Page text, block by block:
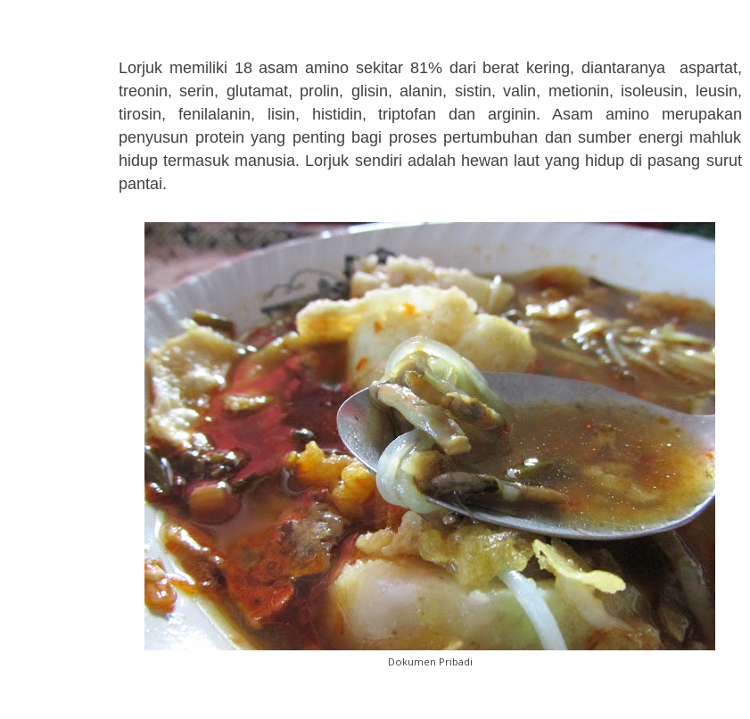
Lorjuk memiliki 18 asam amino sekitar 81% dari berat kering, diantaranya aspartat,
treonin, serin, glutamat, prolin, glisin, alanin, sistin, valin, metionin, isoleusin, leusin,
tirosin, fenilalanin, lisin, histidin, triptofan dan arginin. Asam amino merupakan
penyusun protein yang penting bagi proses pertumbuhan dan sumber energi mahluk
hidup termasuk manusia. Lorjuk sendiri adalah hewan laut yang hidup di pasang surut
pantai.
Dokumen Pribadi